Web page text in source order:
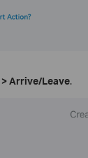
>Arrive/Leave.